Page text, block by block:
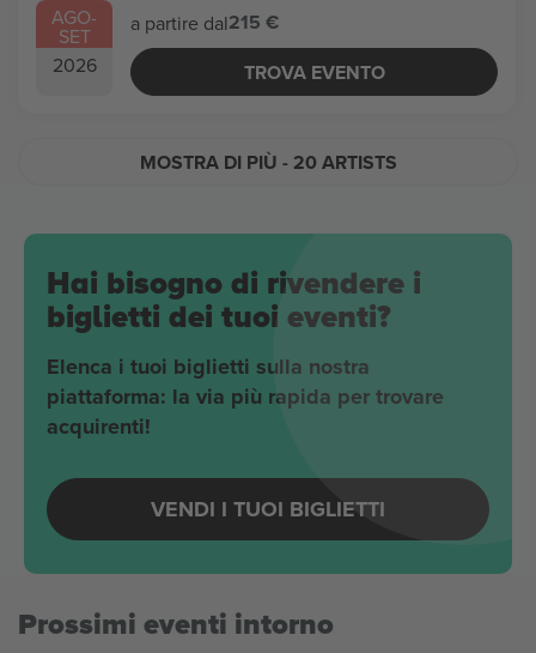
AGO-
SET
2026
a partire dal215 €
TROVA EVENTO
MOSTRA DI PIÙ - 20 ARTISTS
Hai bisogno di rivendere i
biglietti dei tuoi eventi?
Elenca i tuoi biglietti sulla nostra
piattaforma: la via più rapida per trovare
acquirenti!
VENDI I TUOI BIGLIETTI
Prossimi eventi intorno